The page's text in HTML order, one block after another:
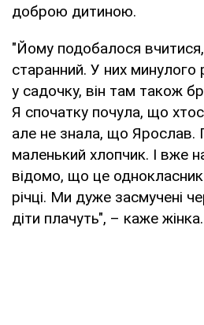
доброю дитиною.
"Йому подобалося вчитися,
старанний. У них минулого
у садочку, він там також
Я спочатку почула, що
але не знала, що Ярослав.
маленький хлопчик. І вже
відомо, що це
річці. Ми дуже засмучені
діти плачуть", – каже жінка.